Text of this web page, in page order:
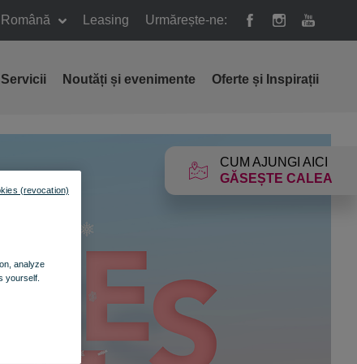
Română Leasing Urmărește-ne:
CUM AJUNGI AICI
GĂSEȘTE CALEA
Servicii Noutăți și evenimente Oferte și Inspirații
analyze
yourself.
(revocation)